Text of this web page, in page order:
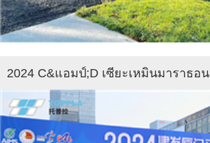
2024 C&แอมป์;D เซียะเหมินมาราธอน